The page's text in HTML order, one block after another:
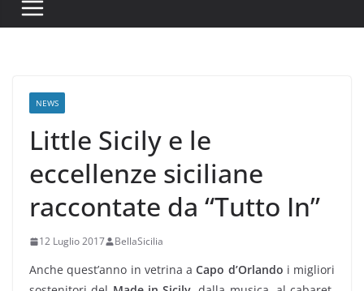
NEWS
Little Sicily e le
eccellenze siciliane
raccontate da “Tutto In”
12 Luglio 2017 BellaSicilia
Anche quest’anno in vetrina aCapo d’Orlando i migliori